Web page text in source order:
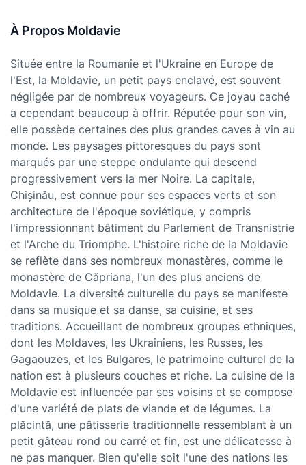
À Propos Moldavie
Située entre la Roumanie et l'Ukraine en Europe de
l'Est, la Moldavie, un petit pays enclavé, est souvent
négligée par de nombreux voyageurs. Ce joyau caché
a cependant beaucoup à offrir. Réputée pour son vin,
elle possède certaines des plus grandes caves à vin au
monde. Les paysages pittoresques du pays sont
marqués par une steppe ondulante qui descend
progressivement vers la mer Noire. La capitale,
Chișinău, est connue pour ses espaces verts et son
architecture de l'époque soviétique, y compris
l'impressionnant bâtiment du Parlement de Transnistrie
et l'Arche du Triomphe. L'histoire riche de la Moldavie
se reflète dans ses nombreux monastères, comme le
monastère de Căpriana, l'un des plus anciens de
Moldavie. La diversité culturelle du pays se manifeste
dans sa musique et sa danse, sa cuisine, et ses
traditions. Accueillant de nombreux groupes ethniques,
dont les Moldaves, les Ukrainiens, les Russes, les
Gagaouzes, et les Bulgares, le patrimoine culturel de la
nation est à plusieurs couches et riche. La cuisine de la
Moldavie est influencée par ses voisins et se compose
d'une variété de plats de viande et de légumes. La
plăcintă, une pâtisserie traditionnelle ressemblant à un
petit gâteau rond ou carré et fin, est une délicatesse à
ne pas manquer. Bien qu'elle soit l'une des nations les